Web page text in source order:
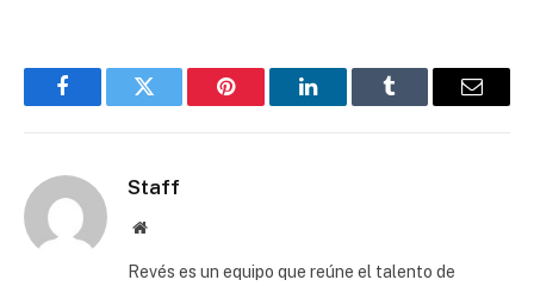
FacebookTwitter Pinterest LinkedInTumblr Email
Staff
Website
Revés es un equipo que reúne el talento de